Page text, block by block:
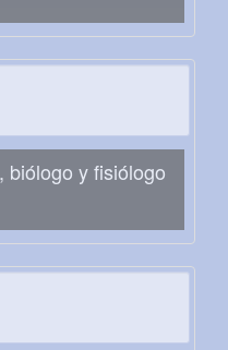
biólogo y fisiólogo